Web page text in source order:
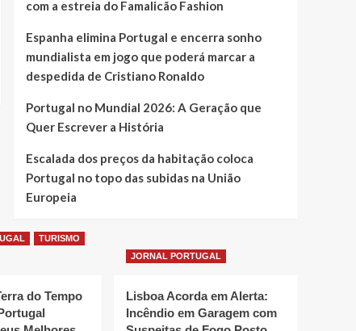
com a estreia do Famalicão Fashion
Espanha elimina Portugal e encerra sonho
mundialista em jogo que poderá marcar a
despedida de Cristiano Ronaldo
Portugal no Mundial 2026: A Geração que
Quer Escrever a História
Escalada dos preços da habitação coloca
Portugal no topo das subidas na União
Europeia
TURISMO
do Tempo
JORNAL PORTUGAL
Lisboa Acorda em Alerta:
Incêndio em Garagem com